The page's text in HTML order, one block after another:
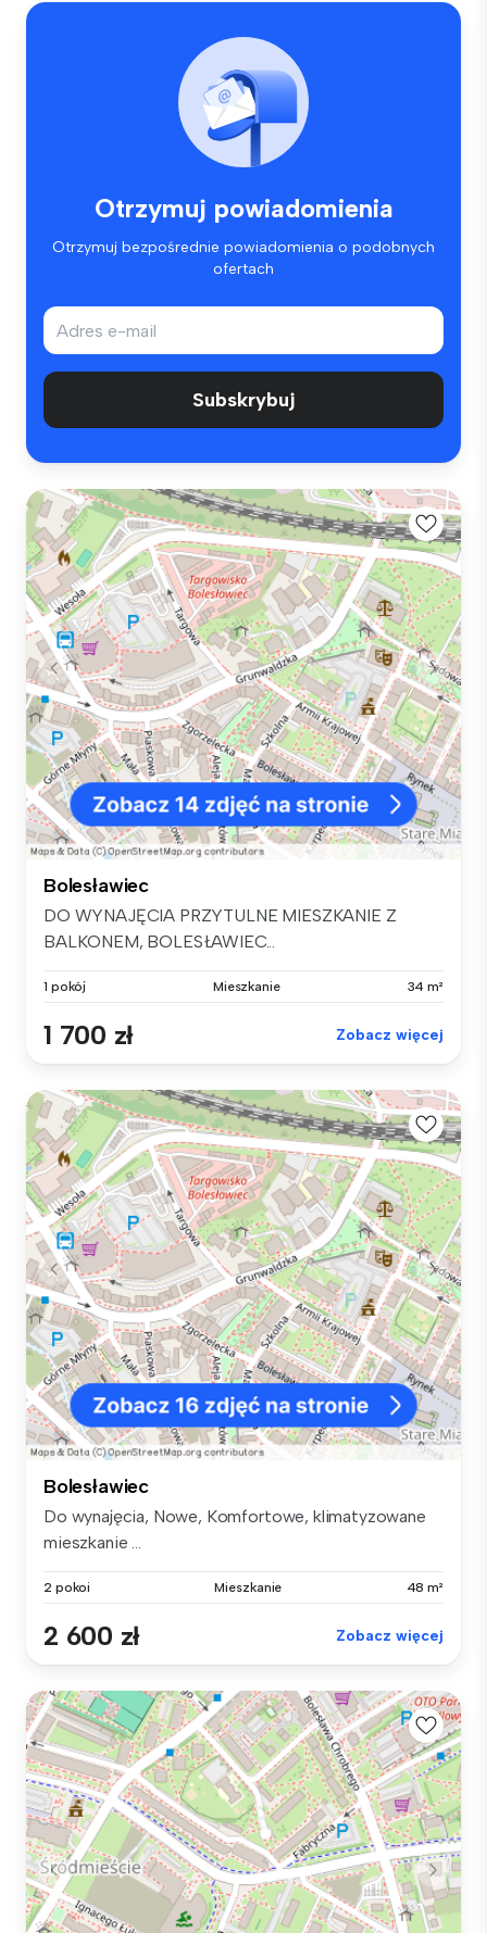
Otrzymuj powiadomienia
Otrzymuj bezpośrednie powiadomienia o podobnych
ofertach
Subskrybuj
Bolesławiec
DO WYNAJĘCIA PRZYTULNE MIESZKANIE Z
BALKONEM, BOLESŁAWIEC...
1 pokój Mieszkanie 34 m²
1 700 zł Zobacz więcej
Bolesławiec
Do wynajęcia, Nowe, Komfortowe, klimatyzowane
mieszkanie ...
2 pokoi Mieszkanie 48 m²
2 600 zł Zobacz więcej